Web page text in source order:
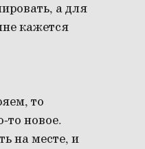
а для
кажется
то
то новое.
на месте, и